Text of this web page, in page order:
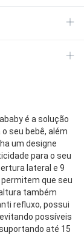
é a solução
seu bebê, além
um designe
para o seu
lateral e 9
que seu
também
refluxo, possui
possíveis
até 15